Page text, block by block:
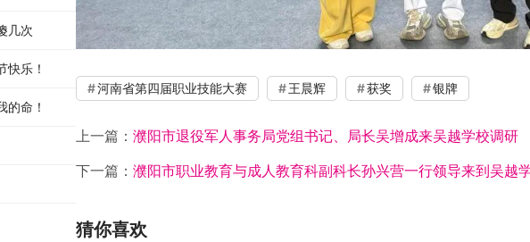
河南省第四届职业技能大赛 王晨辉 获奖 银牌
上一篇： 濮阳市退役军人事务局党组书记、局长吴增成来吴越学校调研
下一篇： 濮阳市职业教育与成人教育科副科长孙兴营一行领导来到吴越
猜你喜欢
几次
快乐​！​
的命！